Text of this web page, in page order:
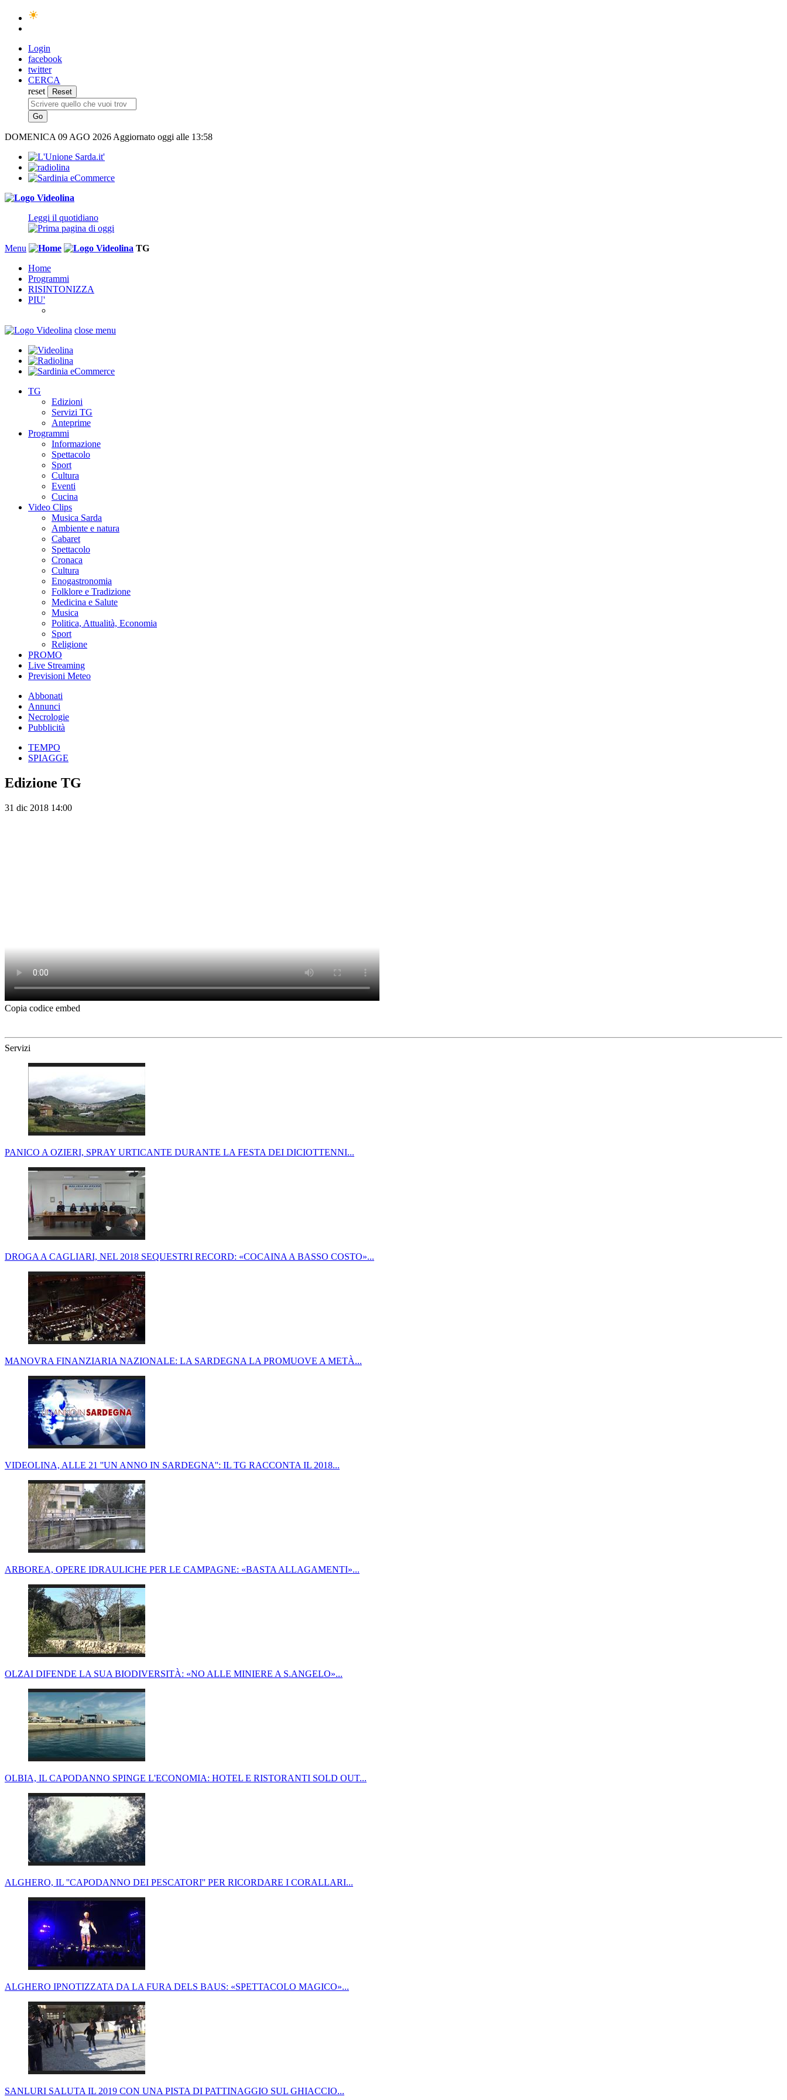
Login
facebook
twitter
CERCA
reset
DOMENICA 09 AGO 2026 Aggiornato oggi alle 13:58
Leggi il quotidiano
Menu
TG
Home
Programmi
RISINTONIZZA
PIU'
close menu
TG
Edizioni
Servizi TG
Anteprime
Programmi
Informazione
Spettacolo
Sport
Cultura
Eventi
Cucina
Video Clips
Musica Sarda
Ambiente e natura
Cabaret
Spettacolo
Cronaca
Cultura
Enogastronomia
Folklore e Tradizione
Medicina e Salute
Musica
Politica, Attualità, Economia
Sport
Religione
PROMO
Live Streaming
Previsioni Meteo
Abbonati
Annunci
Necrologie
Pubblicità
TEMPO
SPIAGGE
Edizione TG
31 dic 2018 14:00
Copia codice embed
Servizi
PANICO A OZIERI, SPRAY URTICANTE DURANTE LA FESTA DEI DICIOTTENNI...
DROGA A CAGLIARI, NEL 2018 SEQUESTRI RECORD: «COCAINA A BASSO COSTO»...
MANOVRA FINANZIARIA NAZIONALE: LA SARDEGNA LA PROMUOVE A METÀ...
VIDEOLINA, ALLE 21 ''UN ANNO IN SARDEGNA'': IL TG RACCONTA IL 2018...
ARBOREA, OPERE IDRAULICHE PER LE CAMPAGNE: «BASTA ALLAGAMENTI»...
OLZAI DIFENDE LA SUA BIODIVERSITÀ: «NO ALLE MINIERE A S.ANGELO»...
OLBIA, IL CAPODANNO SPINGE L'ECONOMIA: HOTEL E RISTORANTI SOLD OUT...
ALGHERO, IL ''CAPODANNO DEI PESCATORI'' PER RICORDARE I CORALLARI...
ALGHERO IPNOTIZZATA DA LA FURA DELS BAUS: «SPETTACOLO MAGICO»...
SANLURI SALUTA IL 2019 CON UNA PISTA DI PATTINAGGIO SUL GHIACCIO...